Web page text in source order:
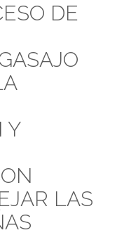
DE
Y
LAS